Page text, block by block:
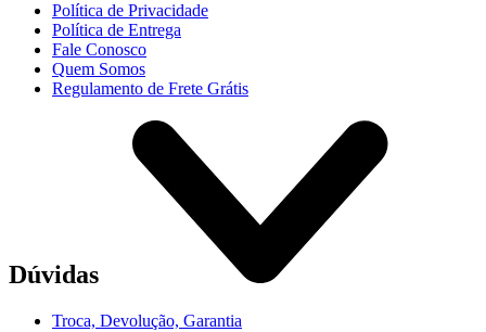
Política de Privacidade
Política de Entrega
Fale Conosco
Quem Somos
Regulamento de Frete Grátis
Dúvidas
Troca, Devolução, Garantia